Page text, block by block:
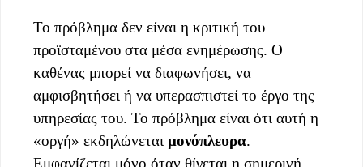
Το πρόβλημα δεν είναι η κριτική του
προϊσταμένου στα μέσα ενημέρωσης. Ο
καθένας μπορεί να διαφωνήσει, να
αμφισβητήσει ή να υπερασπιστεί το έργο της
υπηρεσίας του. Το πρόβλημα είναι ότι αυτή η
«οργή» εκδηλώνεται μονόπλευρα.
Εμφανίζεται μόνο όταν θίγεται η σημερινή